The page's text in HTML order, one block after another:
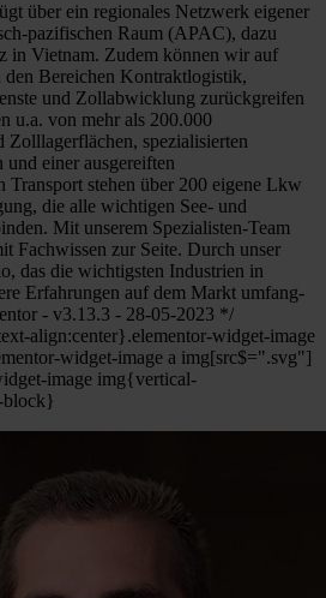
über ein regionales Netzwerk eigener
pazifischen Raum (APAC), dazu
in Vietnam. Zudem können wir auf
den Bereichen Kontraktlogistik,
und Zollabwicklung zurückgreifen
u.a. von mehr als 200.000
Zolllagerflächen, spezialisierten
einer ausgereiften
stehen über 200 eigene Lkw
die alle wichtigen See- und
Mit unserem Spezialisten-Team
Fachwissen zur Seite. Durch unser
das die wichtigsten Industrien in
Erfahrungen auf dem Markt umfang-
- v3.13.3 - 28-05-2023 */
align:center}.elementor-widget-image
widget-image a img[src$=".svg"]
image img{vertical-
block}